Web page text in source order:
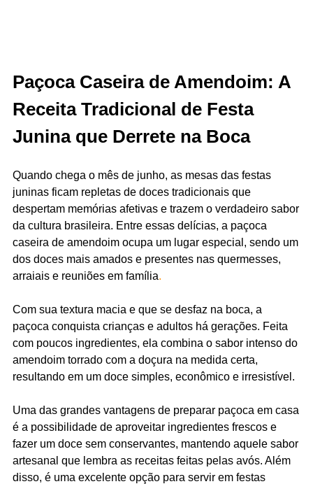
Paçoca Caseira de Amendoim: A
Receita Tradicional de Festa
Junina que Derrete na Boca
Quando chega o mês de junho, as mesas das festas
juninas ficam repletas de doces tradicionais que
despertam memórias afetivas e trazem o verdadeiro sabor
da cultura brasileira. Entre essas delícias, a paçoca
caseira de amendoim ocupa um lugar especial, sendo um
dos doces mais amados e presentes nas quermesses,
arraiais e reuniões em família.
Com sua textura macia e que se desfaz na boca, a
paçoca conquista crianças e adultos há gerações. Feita
com poucos ingredientes, ela combina o sabor intenso do
amendoim torrado com a doçura na medida certa,
resultando em um doce simples, econômico e irresistível.
Uma das grandes vantagens de preparar paçoca em casa
é a possibilidade de aproveitar ingredientes frescos e
fazer um doce sem conservantes, mantendo aquele sabor
artesanal que lembra as receitas feitas pelas avós. Além
disso, é uma excelente opção para servir em festas